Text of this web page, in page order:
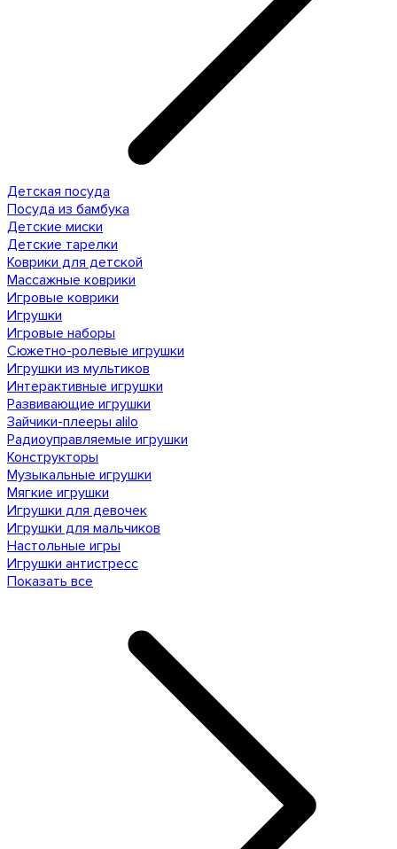
Детская посуда
Посуда из бамбука
Детские миски
Детские тарелки
Коврики для детской
Массажные коврики
Игровые коврики
Игрушки
Игровые наборы
Сюжетно-ролевые игрушки
Игрушки из мультиков
Интерактивные игрушки
Развивающие игрушки
Зайчики-плееры alilo
Радиоуправляемые игрушки
Конструкторы
Музыкальные игрушки
Мягкие игрушки
Игрушки для девочек
Игрушки для мальчиков
Настольные игры
Игрушки антистресс
Показать все